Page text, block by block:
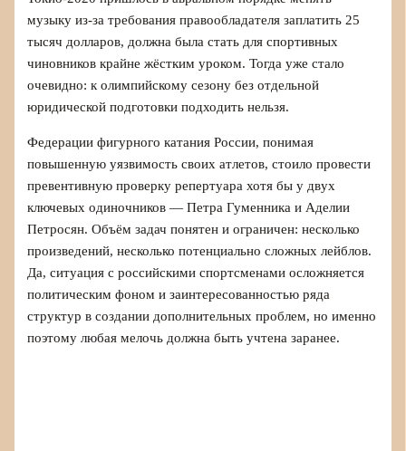
музыку из-за требования правообладателя заплатить 25
тысяч долларов, должна была стать для спортивных
чиновников крайне жёстким уроком. Тогда уже стало
очевидно: к олимпийскому сезону без отдельной
юридической подготовки подходить нельзя.
Федерации фигурного катания России, понимая
повышенную уязвимость своих атлетов, стоило провести
превентивную проверку репертуара хотя бы у двух
ключевых одиночников — Петра Гуменника и Аделии
Петросян. Объём задач понятен и ограничен: несколько
произведений, несколько потенциально сложных лейблов.
Да, ситуация с российскими спортсменами осложняется
политическим фоном и заинтересованностью ряда
структур в создании дополнительных проблем, но именно
поэтому любая мелочь должна быть учтена заранее.